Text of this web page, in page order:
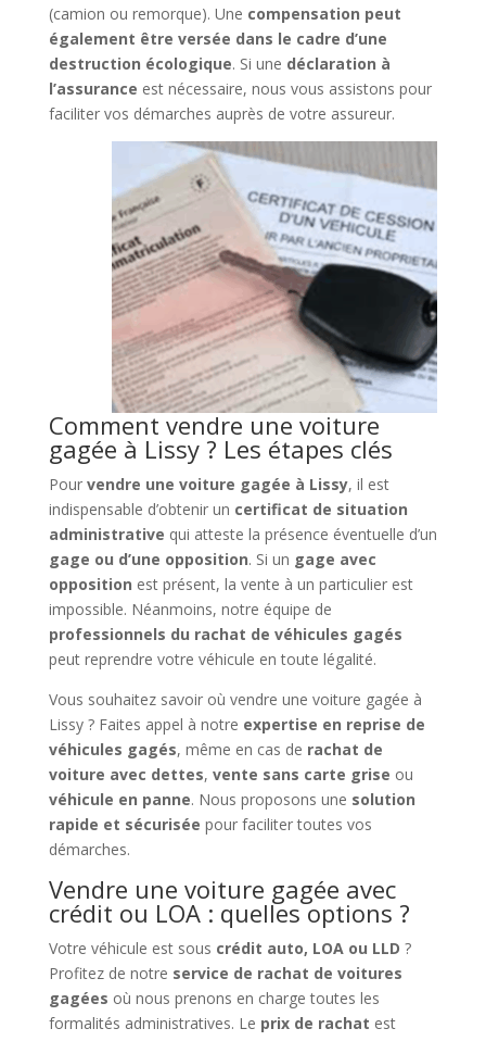
(camion ou remorque). Une compensation peut
également être versée dans le cadre d’une
destruction écologique. Si une déclaration à
l’assurance est nécessaire, nous vous assistons pour
faciliter vos démarches auprès de votre assureur.
Comment vendre une voiture
gagée à Lissy ? Les étapes clés
Pour vendre une voiture gagée à Lissy, il est
indispensable d’obtenir un certificat de situation
administrative qui atteste la présence éventuelle d’un
gage ou d’une opposition. Si un gage avec
opposition est présent, la vente à un particulier est
impossible. Néanmoins, notre équipe de
professionnels du rachat de véhicules gagés
peut reprendre votre véhicule en toute légalité.
Vous souhaitez savoir où vendre une voiture gagée à
Lissy ? Faites appel à notre expertise en reprise de
véhicules gagés, même en cas de rachat de
voiture avec dettes, vente sans carte grise ou
véhicule en panne. Nous proposons une solution
rapide et sécurisée pour faciliter toutes vos
démarches.
Vendre une voiture gagée avec
crédit ou LOA : quelles options ?
Votre véhicule est sous crédit auto, LOA ou LLD ?
Profitez de notre service de rachat de voitures
gagées où nous prenons en charge toutes les
formalités administratives. Le prix de rachat est